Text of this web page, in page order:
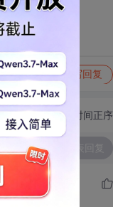
写回复
切换为时间正序